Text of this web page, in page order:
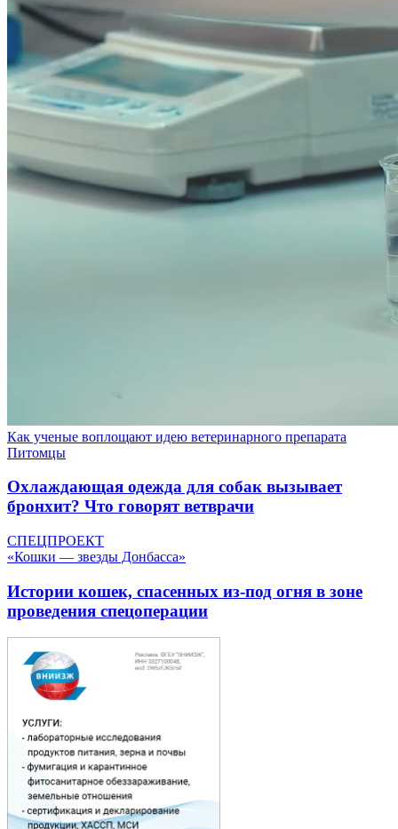
Как ученые воплощают идею ветеринарного препарата
Питомцы
Охлаждающая одежда для собак вызывает
бронхит? Что говорят ветврачи
СПЕЦПРОЕКТ
«Кошки — звезды Донбасса»
Истории кошек, спасенных из-под огня в зоне
проведения спецоперации